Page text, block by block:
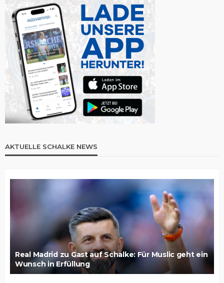
AKTUELLE SCHALKE NEWS
Real Madrid zu Gast auf Schalke: Für Muslic geht ein
Wunsch in Erfüllung